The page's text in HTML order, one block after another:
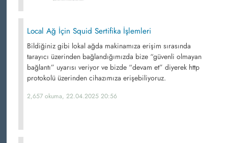
Local Ağ İçin Squid Sertifika İşlemleri
Bildiğiniz gibi lokal ağda makinamıza erişim sırasında
tarayıcı üzerinden bağlandığımızda bize “güvenli olmayan
bağlantı” uyarısı veriyor ve bizde “devam et” diyerek http
protokolü üzerinden cihazımıza erişebiliyoruz.
2,657 okuma, 22.04.2025 20:56